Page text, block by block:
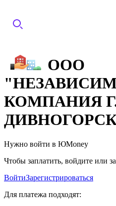
ООО
КОМПАНИЯ
Нужно войти в ЮMoney
Чтобы заплатить, войдите или
ВойтиЗарегистрироваться
Для платежа подходят: